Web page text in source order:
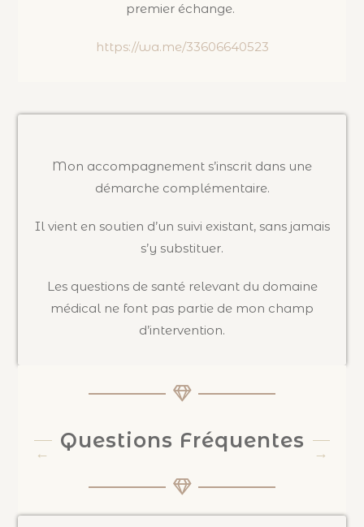
premier échange.
https://wa.me/33606640523
Mon accompagnement s’inscrit dans une
démarche complémentaire.
Il vient en soutien d’un suivi existant, sans jamais
s’y substituer.
Les questions de santé relevant du domaine
médical ne font pas partie de mon champ
d’intervention.
Questions Fréquentes